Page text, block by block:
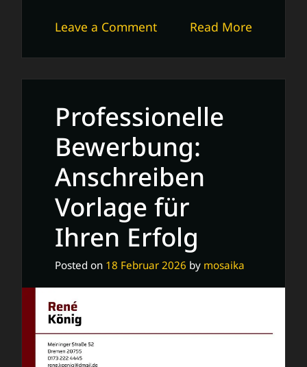
Read More
Leave a Commenton
Anschreiben:
Die
Bewerbungsvorlage
Professionelle
Bewerbung:
Anschreiben
Vorlage für
Ihren Erfolg
Posted on 18 Februar 2026 by mosaika